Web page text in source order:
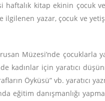
haftalık kitap ekinin çocuk
ilgilenen yazar, çocuk ve
Müzesi’nde çocuklarla
kadınlar için yaratıcı
Öyküsü” vb.
eğitim danışmanlığı